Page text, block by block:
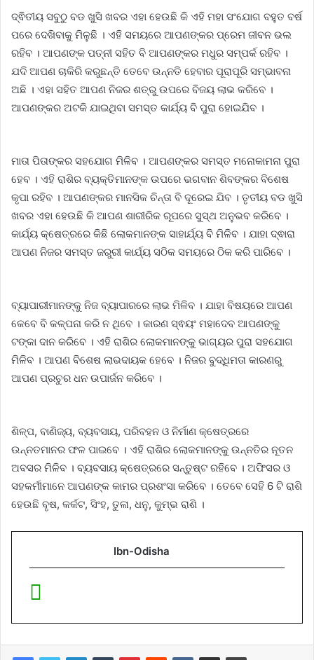
ଦ୍ଵିତୀୟ ସବୁଠୁ ବଡ ଖୁସି ଖବର ଏହା ହେଉଛି କି ଏହି ମହା ସଂଯୋଗ ବହୁତ ବର୍ଷ
ପରେ ଦେଖିବାକୁ ମିଳୁଛି । ଏହି ସମୟରେ ଆପଣଙ୍କର ପ୍ରେମ ଜୀବନ ଭଲ
ରହିବ । ଆପଣଙ୍କ ପତ୍ନୀ ସହିତ ବି ଆପଣଙ୍କର ମଧୁର ସମ୍ପର୍କ ରହିବ ।
ଯଦି ଆପଣ ଚାକିରି କରୁଛନ୍ତି ତେବେ ଉନ୍ନତି ହେବାର ପୂରାପୂରି ସମ୍ଭାବନା
ଅଛି । ଏହା ସହିତ ଆପଣ ନିଜର ଶତ୍ରୁ ଉପରେ ବିଜୟ ଲାଭ କରିବେ ।
ଆପଣଙ୍କର ଅଟକି ଯାଇଥିବା ସମସ୍ତ କାର୍ଯ୍ୟ ବି ପୁରା ହୋଇଯିବ ।
ମାତା ପିତାଙ୍କର ସହଯୋଗ ମିଳିବ । ଆପଣଙ୍କର ସମସ୍ତ ମନୋକାମନା ପୁରା
ହେବ । ଏହି ରାଶିର ବ୍ୟକ୍ତିମାନଙ୍କ ଉପରେ ଭଗବାନ ଶିବଙ୍କର ବିଶେଷ
କୃପା ରହିବ । ଆପଣଙ୍କର ମାନସିକ ଚିନ୍ତା ବି ଦୂରେଇ ଯିବ । ତୃତୀୟ ବଡ ଖୁସି
ଖବର ଏହା ହେଉଛି କି ଆପଣ ଶାରୀରିକ ରୂପରେ ସୁସ୍ଥ ଅନୁଭବ କରିବେ ।
କାର୍ଯ୍ୟ କ୍ଷେତ୍ରରେ କିଛି ଲୋକମାନଙ୍କ ସାହାର୍ଯ୍ୟ ବି ମିଳିବ । ଯାହା ଦ୍ଵାରା
ଆପଣ ନିଜର ସମସ୍ତ ଜରୁରୀ କାର୍ଯ୍ୟ ସଠିକ ସମୟରେ ଠିକ କରି ପାରିବେ ।
ବ୍ୟାପାରୀମାନଙ୍କୁ ନିଜ ବ୍ୟାପାରରେ ଲାଭ ମିଳିବ । ଯାହା ବିଷୟରେ ଆପଣ
କେବେ ବି କଳ୍ପନା କରି ନ ଥିବେ । କାରଣ ସ୍ଵୟଂ ମହାଦେବ ଆପଣଙ୍କୁ
ଟଙ୍କା ଦାନ କରିବେ । ଏହି ରାଶିର ଲୋକମାନଙ୍କୁ ଭାଗ୍ୟର ପୁରା ସହଯୋଗ
ମିଳିବ । ଆପଣ ବିଶେଷ ଲାଭଦାୟକ ହେବେ । ନିଜର ବୁଦ୍ଧିମତା କାରଣରୁ
ଆପଣ ପ୍ରଚୁର ଧନ ଉପାର୍ଜନ କରିବେ ।
ଶିଳ୍ପ, ବାଣିଜ୍ୟ, ବ୍ୟବସାୟ, ପରିବହନ ଓ ନିର୍ମାଣ କ୍ଷେତ୍ରରେ
ଉନ୍ନତମାନର ଫଳ ପାଇବେ । ଏହି ରାଶିର ଲୋକମାନଙ୍କୁ ଉନ୍ନତିର ନୂତନ
ଅବସର ମିଳିବ । ବ୍ୟବସାୟ କ୍ଷେତ୍ରରେ ସନ୍ତୁଷ୍ଟ ରହିବେ । ଅଫିସର ଓ
ସହକର୍ମୀମାନେ ଆପଣଙ୍କ କାମର ପ୍ରଶଂସା କରିବେ । ତେବେ ସେହି 6 ଟି ରାଶି
ହେଉଛି ବୃଷ, କର୍କଟ, ସିଂହ, ତୁଳା, ଧନୁ, କୁମ୍ଭ ରାଶି ।
Ibn-Odisha